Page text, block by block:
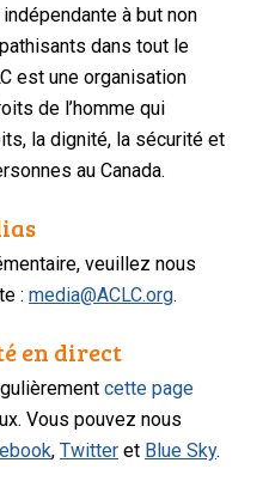
indépendante à but non
dans tout le
est une organisation
de l’homme qui
la dignité, la sécurité et
au Canada.
veuillez nous
:media@ACLC.org.
en direct
cette page
Vous pouvez nous
,Twitter et Blue Sky.